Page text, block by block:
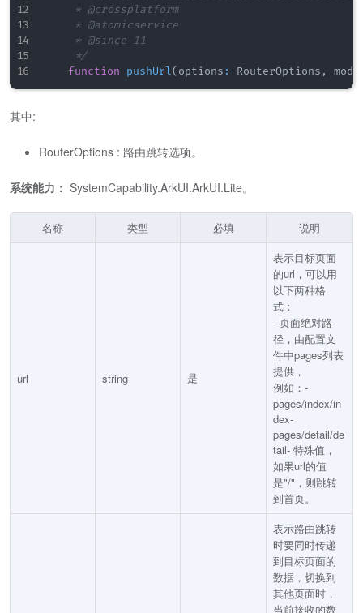
     * @crossplatform
     * @atomicservice
     * @since 11
     */
function
pushUrl( options : RouterOptions , mode
其中:
RouterOptions : 路由跳转选项。
系统能力： SystemCapability.ArkUI.ArkUI.Lite。
名称 类型 必填 说明
url string 是
表示目标页面
的url，可以用
以下两种格
式：
- 页面绝对路
径，由配置文
件中pages列表
提供，
例如：-
pages/index/in
dex-
pages/detail/de
tail- 特殊值，
如果url的值
是"/"，则跳转
到首页。
表示路由跳转
时要同时传递
到目标页面的
数据，切换到
其他页面时，
当前接收的数